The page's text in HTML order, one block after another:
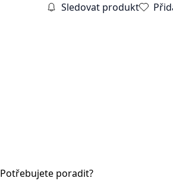
Sledovat produkt
Potřebujete poradit?